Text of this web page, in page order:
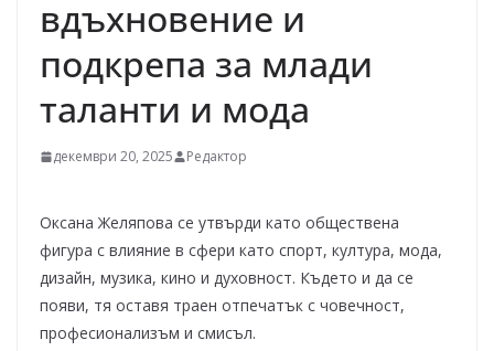
вдъхновение и
подкрепа за млади
таланти и мода
декември 20, 2025 Редактор
Оксана Желяпова се утвърди като обществена
фигура с влияние в сфери като спорт, култура, мода,
дизайн, музика, кино и духовност. Където и да се
появи, тя оставя траен отпечатък с човечност,
професионализъм и смисъл.